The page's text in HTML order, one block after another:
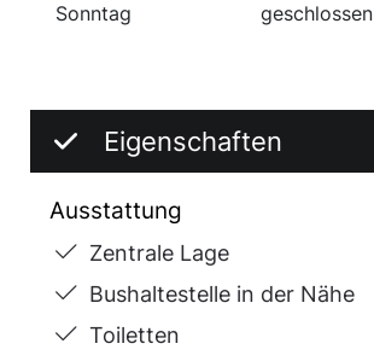
Sonntag
geschlossen
Eigenschaften
Ausstattung
Zentrale Lage
Bushaltestelle in der Nähe
Toiletten